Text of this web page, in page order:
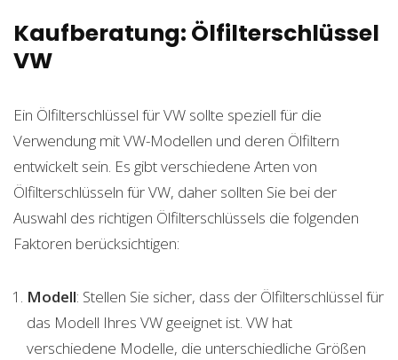
Kaufberatung: Ölfilterschlüssel
VW
Ein Ölfilterschlüssel für VW sollte speziell für die
Verwendung mit VW-Modellen und deren Ölfiltern
entwickelt sein. Es gibt verschiedene Arten von
Ölfilterschlüsseln für VW, daher sollten Sie bei der
Auswahl des richtigen Ölfilterschlüssels die folgenden
Faktoren berücksichtigen:
Modell: Stellen Sie sicher, dass der Ölfilterschlüssel für
das Modell Ihres VW geeignet ist. VW hat
verschiedene Modelle, die unterschiedliche Größen